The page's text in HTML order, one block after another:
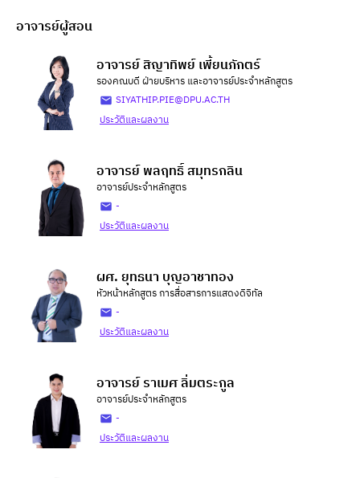
อาจารย์ผู้สอน
อาจารย์ สิญาทิพย์ เพี้ยนภักตร์
รองคณบดี ฝ่ายบริหาร และอาจารย์ประจำหลักสูตร
SIYATHIP.PIE@DPU.AC.TH
ประวัติและผลงาน
อาจารย์ พลฤทธิ์ สมุทรกลิน
อาจารย์ประจำหลักสูตร
-
ประวัติและผลงาน
ผศ. ยุทธนา บุญอาชาทอง
หัวหน้าหลักสูตร การสื่อสารการแสดงดิจิทัล
-
ประวัติและผลงาน
อาจารย์ ราเมศ ลิ่มตระกูล
อาจารย์ประจำหลักสูตร
-
ประวัติและผลงาน